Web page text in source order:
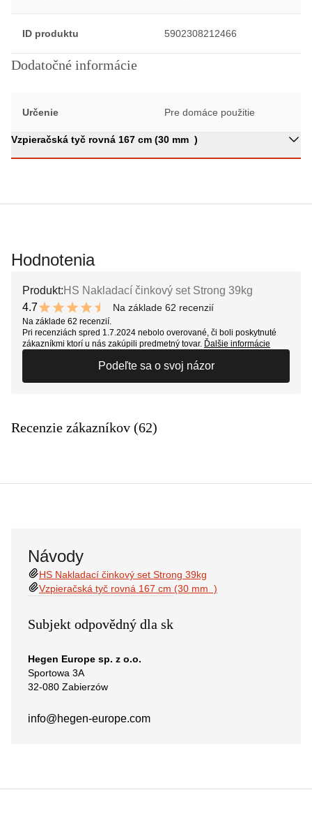
ID produktu 5902308212466
Dodatočné informácie
Určenie Pre domáce použitie
Vzpieračská tyč rovná 167 cm (30 mm )
Hodnotenia
Produkt: HS Nakladací činkový set Strong 39kg
4.7
9.4 out of 10 stars
Na základe 62 recenzií
Na základe 62 recenzií.
Pri recenziách spred 1.7.2024 nebolo overované, či boli poskytnuté
zákazníkmi ktorí u nás zakúpili predmetný tovar. Ďalšie informácie
Podeľte sa o svoj názor
Recenzie zákazníkov (62)
Návody
HS Nakladací činkový set Strong 39kg
Vzpieračská tyč rovná 167 cm (30 mm )
Subjekt odpovědný dla sk
Hegen Europe sp. z o.o.
Sportowa 3A
32-080 Zabierzów
info@hegen-europe.com